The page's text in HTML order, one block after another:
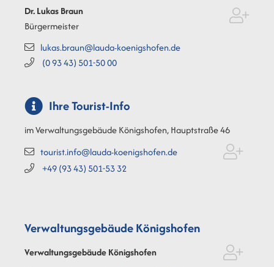
Dr. LukasBraun
Bürgermeister
lukas.braun@lauda-koenigshofen.de
(09343) 501-5000
Ihre Tourist-Info
im Verwaltungsgebäude Königshofen, Hauptstraße 46
tourist.info@lauda-koenigshofen.de
+49 (9343) 501-5332
Verwaltungsgebäude Königshofen
Verwaltungsgebäude Königshofen